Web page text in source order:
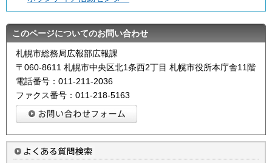
このページについてのお問い合わせ
札幌市総務局広報部広報課
〒060-8611 札幌市中央区北1条西2丁目 札幌市役所本庁舎11階
電話番号：011-211-2036
ファクス番号：011-218-5163